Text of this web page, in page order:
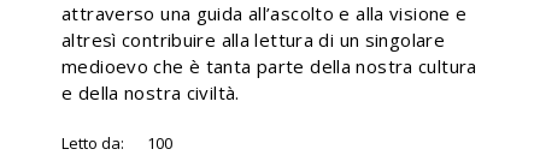
attraverso una guida all’ascolto e alla visione e
altresì contribuire alla lettura di un singolare
medioevo che è tanta parte della nostra cultura
e della nostra civiltà.
Letto da: 100